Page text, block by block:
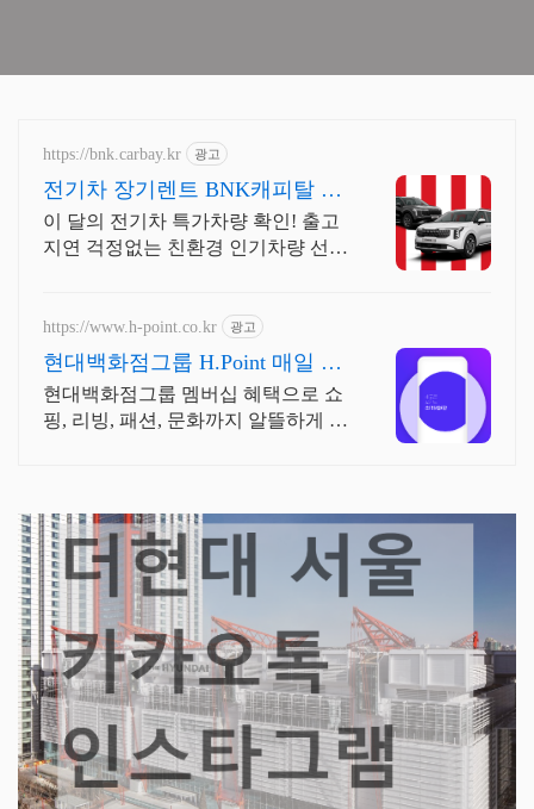
https://bnk.carbay.kr 광고
전기차 장기렌트 BNK캐피탈 전
기차 인기모델 타임특가
이 달의 전기차 특가차량 확인! 출고
지연 걱정없는 친환경 인기차량 선
고 선점!
https://www.h-point.co.kr 광고
현대백화점그룹 H.Point 매일 최
대 5천 포인트 적립
현대백화점그룹 멤버십 혜택으로 쇼
핑, 리빙, 패션, 문화까지 알뜰하게 즐